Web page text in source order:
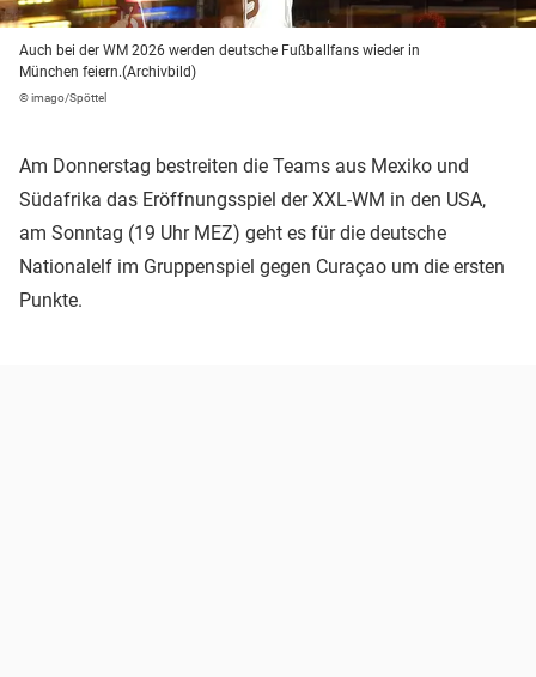
Auch bei der WM 2026 werden deutsche Fußballfans wieder in
München feiern.(Archivbild)
© imago/Spöttel
Am Donnerstag bestreiten die Teams aus Mexiko und
Südafrika das Eröffnungsspiel der XXL-WM in den USA,
am Sonntag (19 Uhr MEZ) geht es für die deutsche
Nationalelf im Gruppenspiel gegen Curaçao um die ersten
Punkte.